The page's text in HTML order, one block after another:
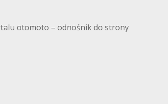
otomoto – odnośnik do strony